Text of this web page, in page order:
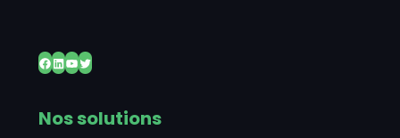
Facebook
LinkedIn
YouTube
Twitter
Nos solutions